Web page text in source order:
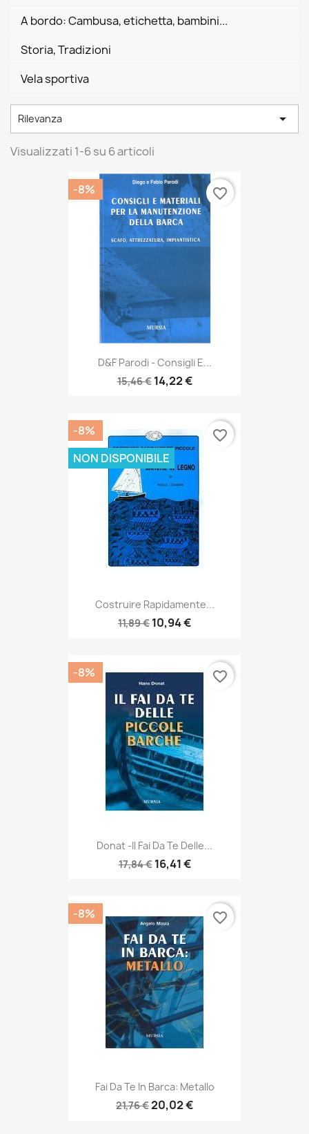
A bordo: Cambusa, etichetta, bambini...
Storia, Tradizioni
Vela sportiva
Rilevanza 
Visualizzati 1-6 su 6 articoli
D&F Parodi - Consigli E...
15,46 € 14,22 €
-8% favorite_border
Costruire Rapidamente...
11,89 € 10,94 €
-8%
NON DISPONIBILE
favorite_border
Donat -Il Fai Da Te Delle...
17,84 € 16,41 €
-8% favorite_border
Fai Da Te In Barca: Metallo
21,76 €20,02 €
-8% favorite_border